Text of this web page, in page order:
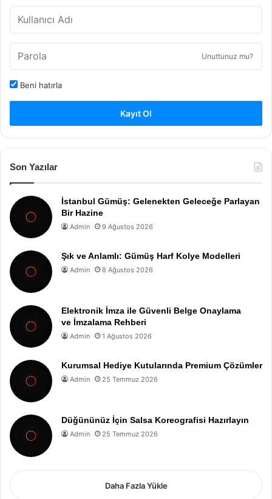
Unuttunuz mu?
Beni hatırla
Kayıt Ol
Son Yazılar
İstanbul Gümüş: Gelenekten Geleceğe Parlayan
Bir Hazine
Admin 9 Ağustos 2026
Şık ve Anlamlı: Gümüş Harf Kolye Modelleri
Admin 8 Ağustos 2026
Elektronik İmza ile Güvenli Belge Onaylama
ve İmzalama Rehberi
Admin 1 Ağustos 2026
Kurumsal Hediye Kutularında Premium Çözümler
Admin 25 Temmuz 2026
Düğününüz İçin Salsa Koreografisi Hazırlayın
Admin 25 Temmuz 2026
Daha Fazla Yükle